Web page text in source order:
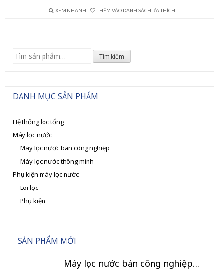
XEM NHANH THÊM VÀO DANH SÁCH ƯA THÍCH
Tìm
Tìm kiếm
DANH MỤC SẢN PHẨM
Hệ thống lọc tổng
Máy lọc nước
Máy lọc nước bán công nghiệp
Máy lọc nước thông minh
Phụ kiện máy lọc nước
Lõi lọc
Phụ kiện
SẢN PHẨM MỚI
Máy lọc nước bán công nghiệp 120L/h (Model TK-BCN)